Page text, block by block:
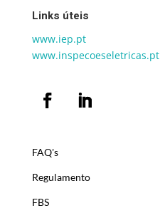
Links úteis
www.iep.pt
www.inspecoeseletricas.pt
FAQ's
Regulamento
FBS